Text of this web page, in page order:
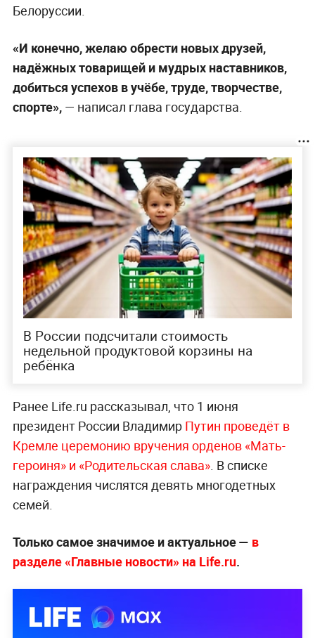
Белоруссии.
«И конечно, желаю обрести новых друзей,
надёжных товарищей и мудрых наставников,
добиться успехов в учёбе, труде, творчестве,
спорте»,— написал глава государства.
В России подсчитали стоимость
недельной продуктовой корзины на
ребёнка
Ранее Life.ru рассказывал, что 1 июня
президент России Владимир Путин проведёт в
Кремле церемонию вручения орденов «Мать-
героиня» и «Родительская слава». В списке
награждения числятся девять многодетных
семей.
Только самое значимое и актуальное — в
разделе «Главные новости» на Life.ru.